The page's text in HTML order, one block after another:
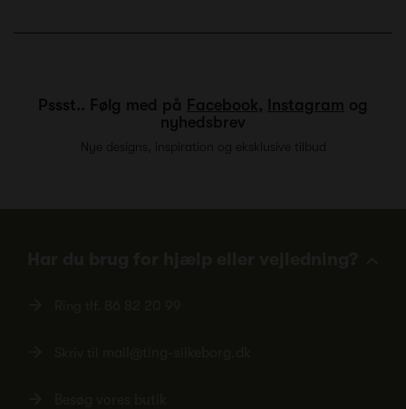
Pssst.. Følg med på Facebook, Instagram og
nyhedsbrev
Nye designs, inspiration og eksklusive tilbud